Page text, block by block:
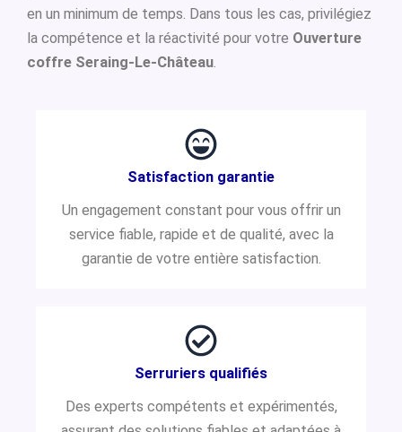
en un minimum de temps. Dans tous les cas, privilégiez
la compétence et la réactivité pour votre Ouverture
coffre Seraing-Le-Château.
Satisfaction garantie
Un engagement constant pour vous offrir un
service fiable, rapide et de qualité, avec la
garantie de votre entière satisfaction.
Serruriers qualifiés
Des experts compétents et expérimentés,